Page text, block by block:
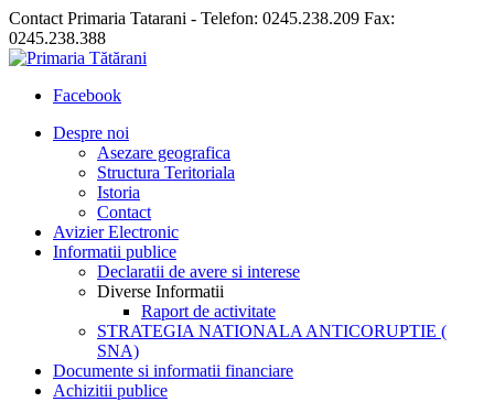
Contact Primaria Tatarani - Telefon: 0245.238.209 Fax:
0245.238.388
Facebook
Despre noi
Asezare geografica
Structura Teritoriala
Istoria
Contact
Avizier Electronic
Informatii publice
Declaratii de avere si interese
Diverse Informatii
Raport de activitate
STRATEGIA NATIONALA ANTICORUPTIE (
SNA)
Documente si informatii financiare
Achizitii publice